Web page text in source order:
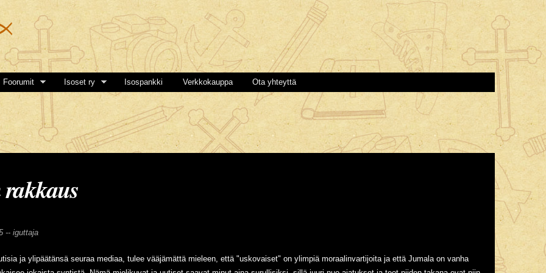
Hyppää
pääsisältöön
Foorumit Isoset ry Isospankki Verkkokauppa Ota yhteyttä
-- iguttaja
ja ylipäätänsä seuraa mediaa, tulee vääjämättä mieleen, että "uskovaiset" on ylimpiä moraalinvartijoita ja että Jumala on vanha